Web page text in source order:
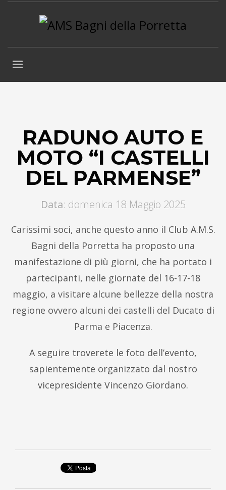
RADUNO AUTO E
MOTO “I CASTELLI
DEL PARMENSE”
Data: domenica 18 Maggio 2025
Carissimi soci, anche questo anno il Club A.M.S.
Bagni della Porretta ha proposto una
manifestazione di più giorni, che ha portato i
partecipanti, nelle giornate del 16-17-18
maggio, a visitare alcune bellezze della nostra
regione ovvero alcuni dei castelli del Ducato di
Parma e Piacenza.
A seguire troverete le foto dell’evento,
sapientemente organizzato dal nostro
vicepresidente Vincenzo Giordano.